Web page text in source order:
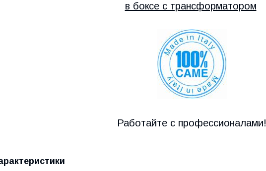
в боксе с трансформатором
Работайте с профессионалами!